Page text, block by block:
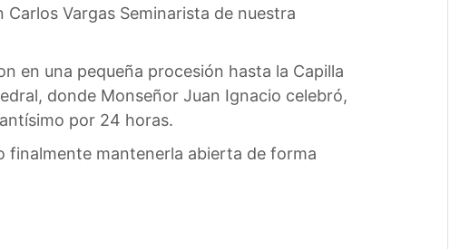
Vargas Seminarista de nuestra
en una pequeña procesión hasta la Capilla
donde Monseñor Juan Ignacio celebró,
por 24 horas.
finalmente mantenerla abierta de forma